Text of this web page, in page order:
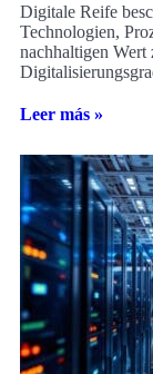
Digitale Reife
Technologien,
nachhaltigen Wert
Leer más »